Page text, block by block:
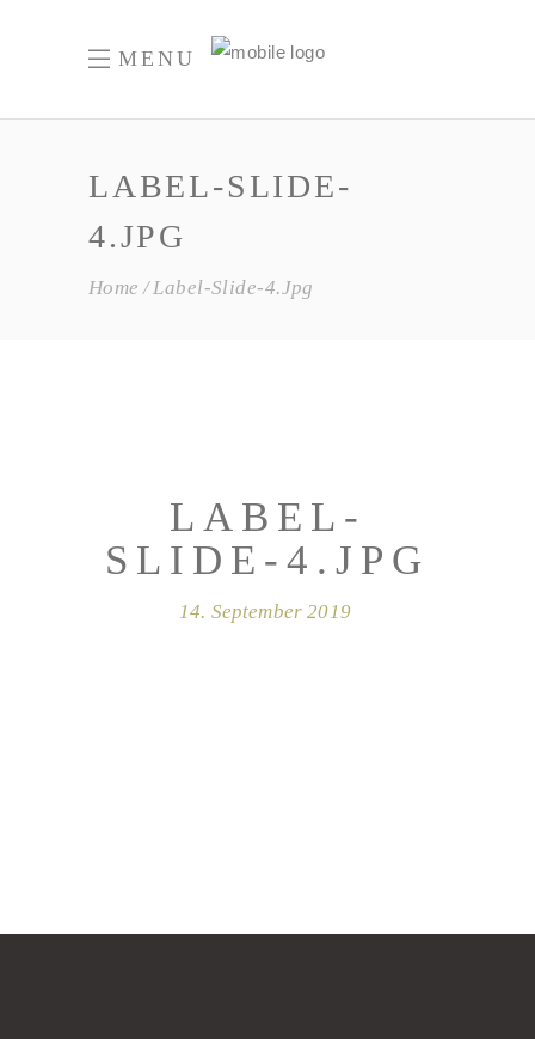
MENU
LABEL-SLIDE-
4.JPG
Home Label-Slide-4.jpg
LABEL-
SLIDE-4.JPG
14. September 2019